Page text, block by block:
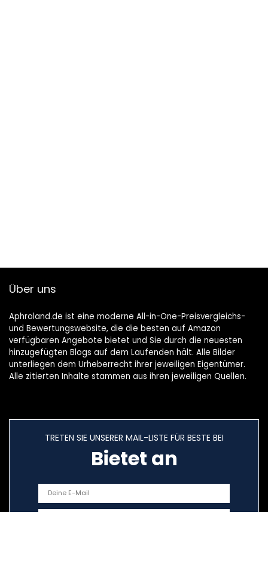
Über uns
Aphroland.de ist eine moderne All-in-One-Preisvergleichs-
und Bewertungswebsite, die die besten auf Amazon
verfügbaren Angebote bietet und Sie durch die neuesten
hinzugefügten Blogs auf dem Laufenden hält. Alle Bilder
unterliegen dem Urheberrecht ihrer jeweiligen Eigentümer.
Alle zitierten Inhalte stammen aus ihren jeweiligen Quellen.
TRETEN SIE UNSERER MAIL-LISTE FÜR BESTE BEI
Bietet an